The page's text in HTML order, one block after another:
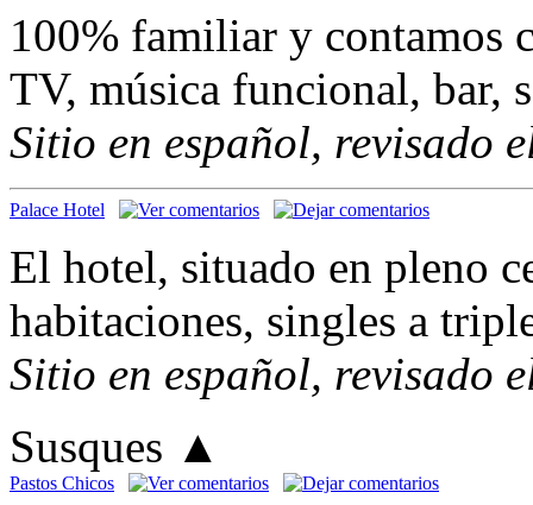
100% familiar y contamos
TV, música funcional, bar,
Sitio en español, revisado
Palace Hotel
El hotel, situado en pleno
habitaciones, singles a
Sitio en español, revisado
Susques ▲
Pastos Chicos